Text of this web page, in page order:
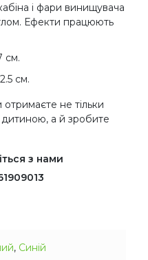
і фари винищувача
Ефекти працюють
см.
см.
не тільки
дитиною, а й зробите
з нами
, Синій